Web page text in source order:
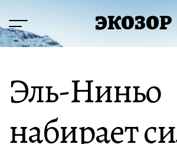
содержимому
Меню ЭКОЗОР
Эль-Ниньо
набирает